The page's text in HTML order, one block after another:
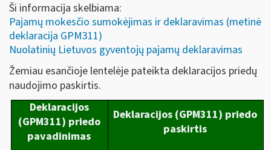
Ši informacija skelbiama:
Pajamų mokesčio sumokėjimas ir deklaravimas (metinė
deklaracija GPM311)
Nuolatinių Lietuvos gyventojų pajamų deklaravimas
Žemiau esančioje lentelėje pateikta deklaracijos priedų
naudojimo paskirtis.
Deklaracijos
(GPM311) priedo
pavadinimas
Deklaracijos (GPM311) priedo
paskirtis